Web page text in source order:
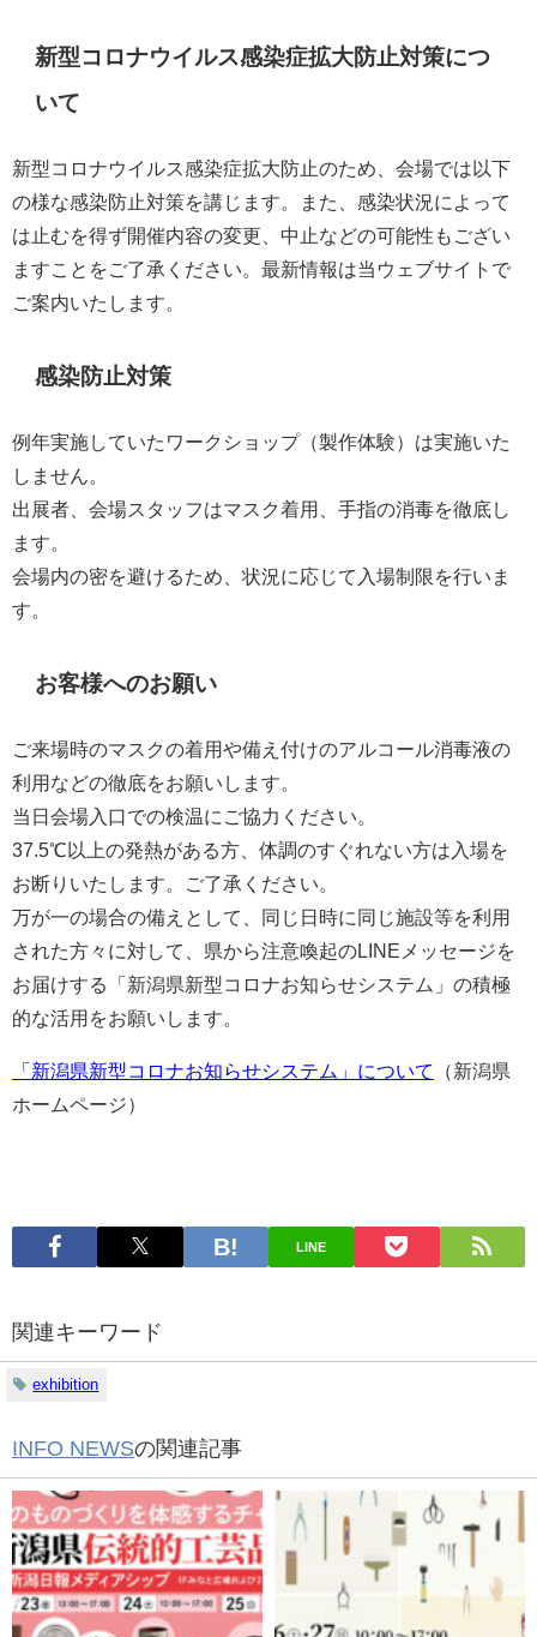
新型コロナウイルス感染症拡大防止対策につ
いて
新型コロナウイルス感染症拡大防止のため、会場では以下
の様な感染防止対策を講じます。また、感染状況によって
は止むを得ず開催内容の変更、中止などの可能性もござい
ますことをご了承ください。最新情報は当ウェブサイトで
ご案内いたします。
感染防止対策
例年実施していたワークショップ（製作体験）は実施いた
しません。
出展者、会場スタッフはマスク着用、手指の消毒を徹底し
ます。
会場内の密を避けるため、状況に応じて入場制限を行いま
す。
お客様へのお願い
ご来場時のマスクの着用や備え付けのアルコール消毒液の
利用などの徹底をお願いします。
当日会場入口での検温にご協力ください。
37.5℃以上の発熱がある方、体調のすぐれない方は入場を
お断りいたします。ご了承ください。
万が一の場合の備えとして、同じ日時に同じ施設等を利用
された方々に対して、県から注意喚起のLINEメッセージを
お届けする「新潟県新型コロナお知らせシステム」の積極
的な活用をお願いします。
「新潟県新型コロナお知らせシステム」について
（新潟県
ホームページ）
LINE
関連キーワード
exhibition
INFO NEWSの関連記事